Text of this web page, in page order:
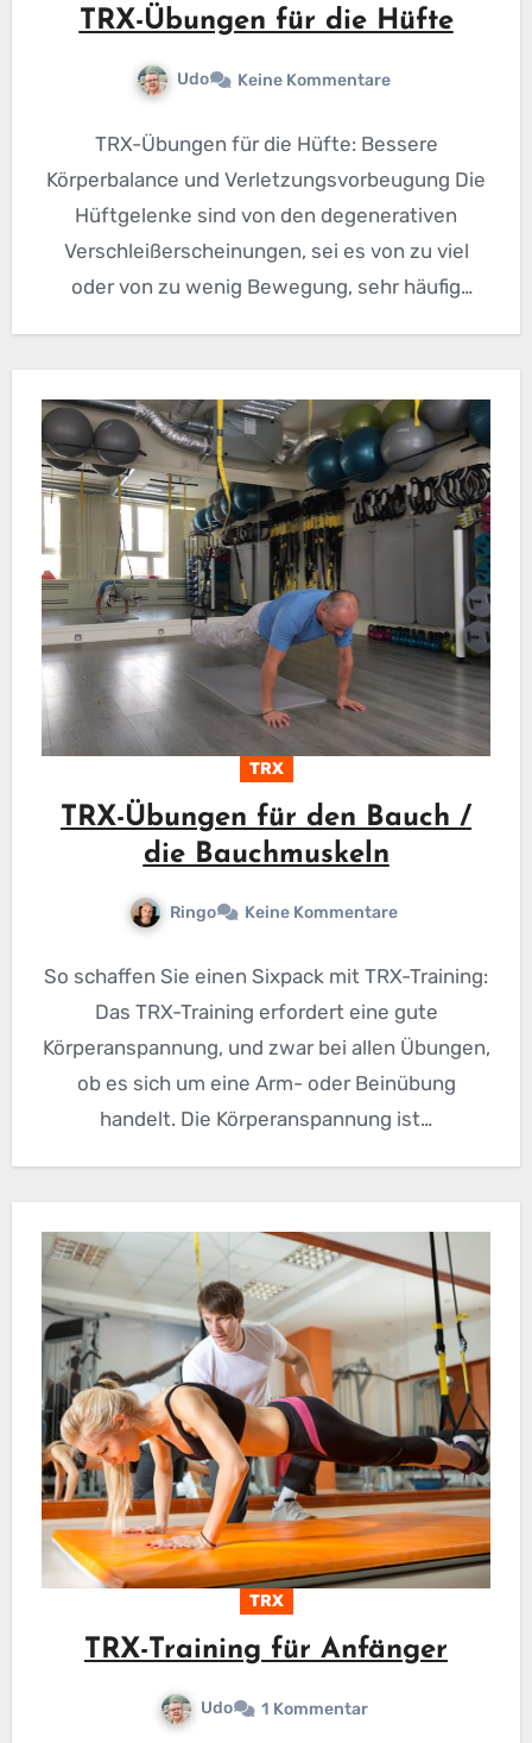
TRX-Übungen für die Hüfte
Udo Keine Kommentare
TRX-Übungen für die Hüfte: Bessere
Körperbalance und Verletzungsvorbeugung Die
Hüftgelenke sind von den degenerativen
Verschleißerscheinungen, sei es von zu viel
oder von zu wenig Bewegung, sehr häufig
TRX
TRX-Übungen für den Bauch /
die Bauchmuskeln
Ringo Keine Kommentare
So schaffen Sie einen Sixpack mit TRX-Training:
Das TRX-Training erfordert eine gute
Körperanspannung, und zwar bei allen Übungen,
ob es sich um eine Arm- oder Beinübung
handelt. Die Körperanspannung ist…
TRX
TRX-Training für Anfänger
Udo 1 Kommentar